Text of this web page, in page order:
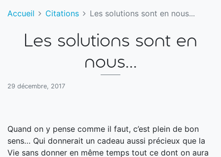
Accueil Citations Les solutions sont en nous...
Les solutions sont en
nous...
29 décembre, 2017
Quand on y pense comme il faut, c’est plein de bon
sens… Qui donnerait un cadeau aussi précieux que la
Vie sans donner en même temps tout ce dont on aura